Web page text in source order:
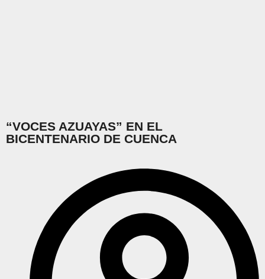
“VOCES AZUAYAS” EN EL
BICENTENARIO DE CUENCA